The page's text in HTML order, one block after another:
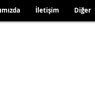
İletişim Diğer